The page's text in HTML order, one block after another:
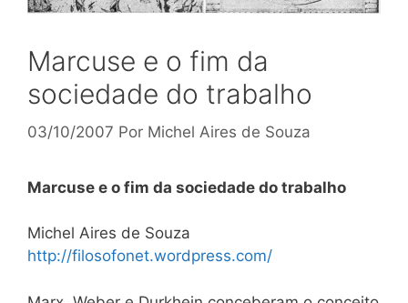
Marcuse e o fim da
sociedade do trabalho
03/10/2007 Por Michel Aires de Souza
Marcuse e o fim da sociedade do trabalho
Michel Aires de Souza
http://filosofonet.wordpress.com/